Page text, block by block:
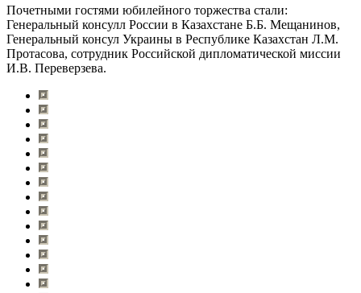
Почетными гостями юбилейного торжества стали:
Генеральный консулл России в Казахстане Б.Б. Мещанинов,
Генеральный консул Украины в Республике Казахстан Л.М.
Протасова, сотрудник Российской дипломатической миссии
И.В. Переверзева.